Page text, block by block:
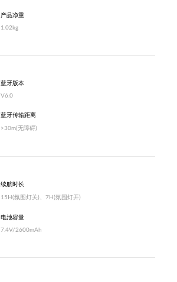
产品净重
1.02kg
蓝牙版本
V6.0
蓝牙传输距离
>30m(无障碍)
续航时长
15H(氛围灯关)、7H(氛围灯开)
电池容量
7.4V/2600mAh